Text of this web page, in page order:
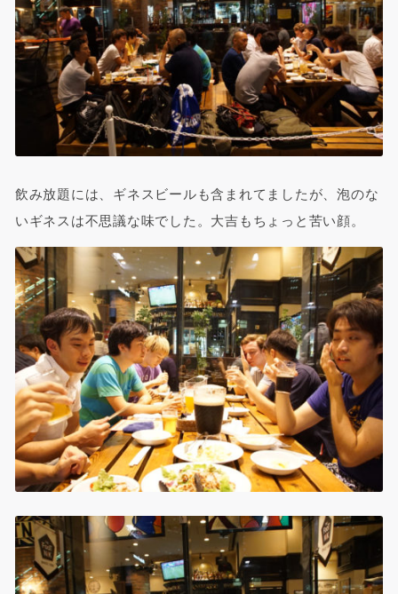
飲み放題には、ギネスビールも含まれてましたが、泡のな
いギネスは不思議な味でした。大吉もちょっと苦い顔。